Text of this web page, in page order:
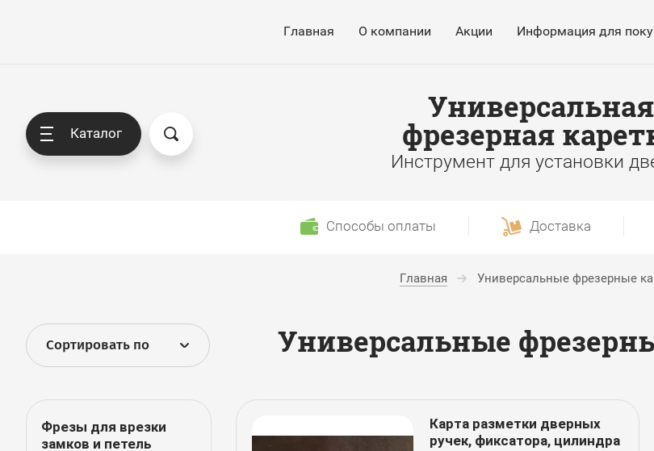
Главная О компании Акции Информация для
Каталог
Универсальная
фрезерная
Инструмент для установки
Способы оплаты Доставка
Главная Универсальные фрезерные
Сортировать по Универсальные
Фрезы для врезки
замков и петель
Карта разметки дверных
ручек, фиксатора, цилиндра